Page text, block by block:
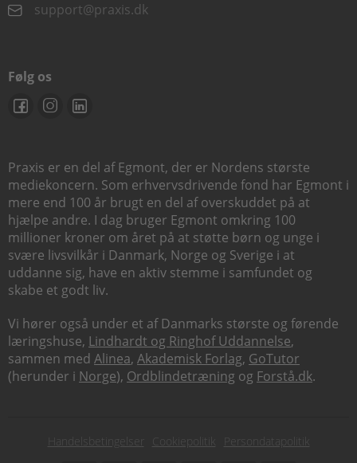
support@praxis.dk
Følg os
Praxis er en del af Egmont, der er Nordens største
mediekoncern. Som erhvervsdrivende fond har Egmont i
mere end 100 år brugt en del af overskuddet på at
hjælpe andre. I dag bruger Egmont omkring 100
millioner kroner om året på at støtte børn og unge i
svære livsvilkår i Danmark, Norge og Sverige i at
uddanne sig, have en aktiv stemme i samfundet og
skabe et godt liv.
Vi hører også under et af Danmarks største og førende
læringshuse, Lindhardt og Ringhof Uddannelse,
sammen med Alinea, Akademisk Forlag, GoTutor
(herunder i Norge), Ordblindetræning og Forstå.dk.
Subfooter
Handelsbetingelser Cookiepolitik
Persondatapolitik